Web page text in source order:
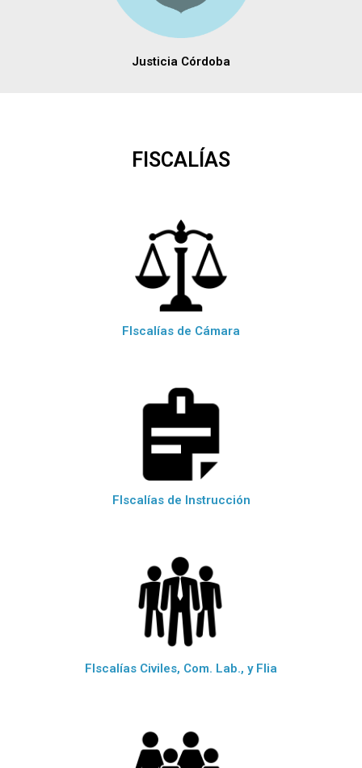
Justicia Córdoba
FISCALÍAS
FIscalías de Cámara
FIscalías de Instrucción
FIscalías Civiles, Com. Lab., y Flia